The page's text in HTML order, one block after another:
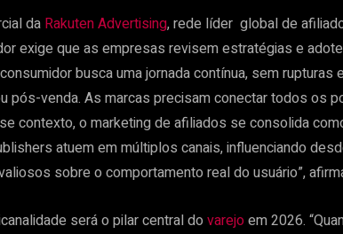
da Rakuten Advertising, rede líder global de
exige que as empresas revisem estratégias e
busca uma jornada contínua, sem rupturas
pós-venda. As marcas precisam conectar todos os
contexto, o marketing de afiliados se consolida
atuem em múltiplos canais, influenciando
sobre o comportamento real do usuário”,
será o pilar central do varejoem 2026.